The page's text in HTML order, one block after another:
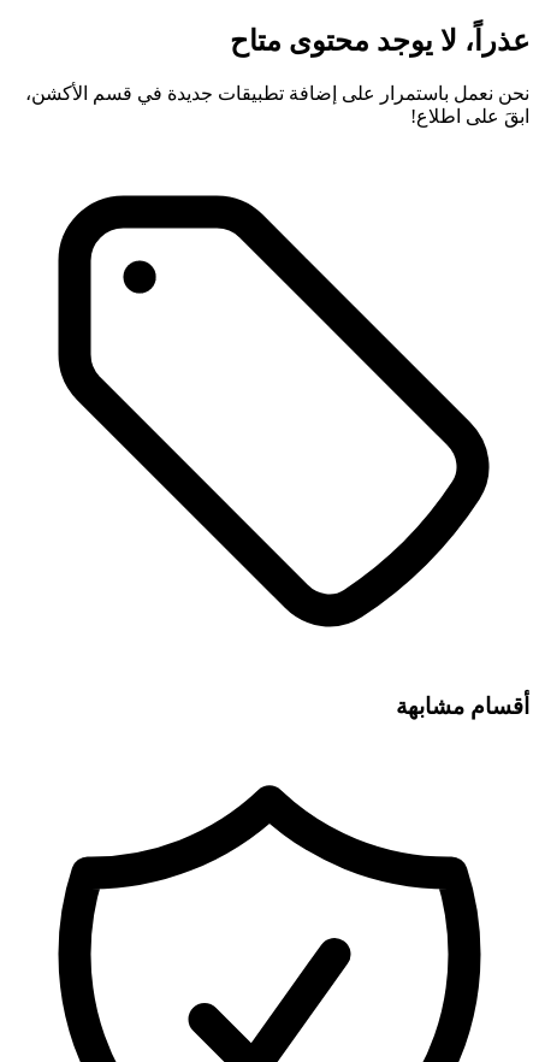
عذراً، لا يوجد محتوى متاح
نحن نعمل باستمرار على إضافة تطبيقات جديدة في قسم الأكشن،
ابقَ على اطلاع!
أقسام مشابهة